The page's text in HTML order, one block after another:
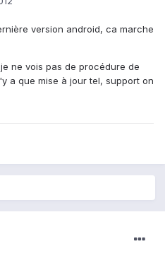
version android, ca marche
ne vois pas de procédure de
a que mise à jour tel, support on